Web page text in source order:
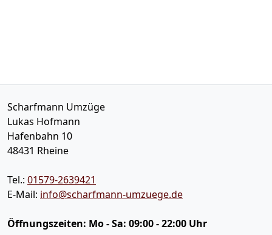
Scharfmann Umzüge
Lukas Hofmann
Hafenbahn 10
48431 Rheine
Tel.: 01579-2639421
E-Mail: info@scharfmann-umzuege.de
Öffnungszeiten: Mo - Sa: 09:00 - 22:00 Uhr